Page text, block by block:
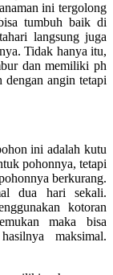
ini tergolong
tumbuh baik di
langsung juga
Tidak hanya itu,
dan memiliki ph
angin tetapi
ini adalah kutu
pohonnya, tetapi
berkurang.
dua hari sekali.
kotoran
maka bisa
maksimal.